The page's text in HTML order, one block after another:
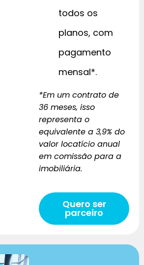
todos os
planos, com
pagamento
mensal*.
*Em um contrato de
36 meses, isso
representa o
equivalente a 3,9% do
valor locatício anual
em comissão para a
imobiliária.
Quero ser
parceiro